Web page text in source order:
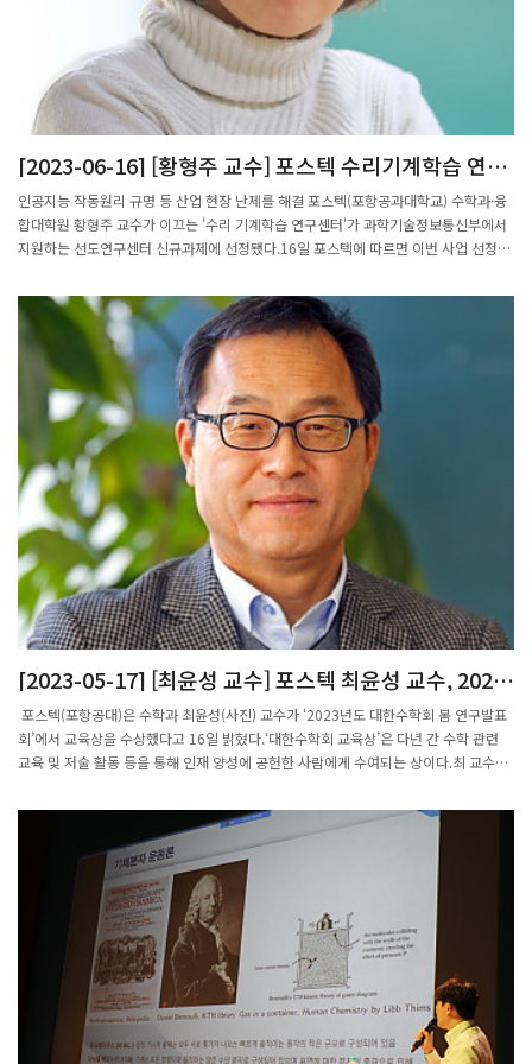
사막화가 발생할 수 있으며, 동아시아와 열대 아프리카, 열대 북부와 남부 아메리카 지
역은 반대로 강수량이 증가할 수 있다. 실제로 강수량 증가가 두드러졌던 북미와 남미
서부 지역, 열대 아프리카 지역에서는 홍수가 더 자주 발생할 수 있다는 결과가 나왔다.
우리나라를 포함한 동아시아는 겨울철 극한 엘니뇨 발생이 잦아지면 이듬해 봄에 강수
량이 폭발적으로 증가할 수 있다. 극한 엘니뇨가 발생 당시 이상기후를 일으키는 것을
넘어 장기적으로 여러 지역의 기후 상태까지 바꿀 수 있음을 최초로 제시한 것이다.국
종성 교수는 “탄소 중립 등 이상기후를 막기 위한 정책을 설계할 때 지구 평균기온과
화와 같은 현상을 충분히 고려해야 한다”며 “이미 배출된 온실가스는 지속적으로 기후
에 영향을 미치기 때문에 이러한 장기적인 영향까지 기후변화에 의한 사회적 비용으로
평가하고, 예측하는 것이 중요하다”고 말했다.한국연구재단 리더사업(급격한기후변화
시스(Science Advances)’에 게재됐다.출처: 포스텍, 이산화탄소 감축 시기의 극한 엘
니뇨 증가 예측 - 전자신문 (etnews.com)
[2023-06-16] [황형주 교수] 포스텍 수리기계학습 연구
센터, 과학기술정보통신부 선도연구센터 신규과제 선정
인공지능 작동원리 규명 등 산업 현장 난제를 해결 포스텍(포항공과대학교) 수학과·융
합대학원 황형주 교수가 이끄는 '수리 기계학습 연구센터'가 과학기술정보통신부에서
지원하는 선도연구센터 신규과제에 선정됐다.16일 포스텍에 따르면 이번 사업 선정으
벗어나 수학을 이용해 인공지능의 작동원리를 규명하고,반도체와 의생명 분야 등 산업
현장의 난제를 해결할 계획이다.과기부는 올해 사업에 선정된 1천120개의 다양한 기
초 분야 연구에 총 1천221억 원을 지원할 계획이다.한편, 황 교수는 철강 제조공정에
수학을 활용한 온도 예측 인공지능 솔루션을 개발해 과학기술정보통신부와 대한수학
회로부터 2022년 '올해의 최석정상'을 받은 바 있다.출처:
https://www.yeongnam.com/web/view.php?key=20230616010002106
[2023-05-17] [최윤성 교수] 포스텍 최윤성 교수, 2023
대한수학회 교육상 수상
포스텍(포항공대)은 수학과 최윤성(사진) 교수가 ‘2023년도 대한수학회 봄 연구발표
회’에서 교육상을 수상했다고 16일 밝혔다.‘대한수학회 교육상’은 다년 간 수학 관련
교육 및 저술 활동 등을 통해 인재 양성에 공헌한 사람에게 수여되는 상이다.최 교수는
사와 박사 학위를 취득하고, 1988년부터 35년 간 포스텍에서 학생들을 지도하고 있
다.함수해석학 분야의 무한차원 함수이론에서 새로운 연구 분야를 개척해 세계적인 수
준의 연구성과를 달성했다는 평가를 받는다.최 교수는 2009년부터 태광그룹 일주학술
문화재단의 후원으로 매년 일주수학학교도 개최하고 있다. 일주수학학교는 대학원생
을 포함해 국내외 연구원과 교수들이 격의 없이 토론할 수 있는 개방학교다.출처: 포스
텍 최윤성 교수, 2023 대한수학회 교육상 수상 | 세계일보 (segye.com)